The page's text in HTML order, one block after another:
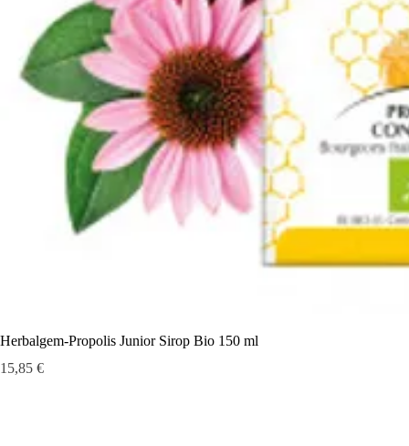
Herbalgem-Propolis Junior Sirop Bio 150 ml
Prix
15,85 €